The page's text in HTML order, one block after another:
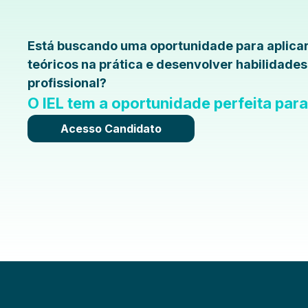
Está buscando uma oportunidade para
teóricos na prática e desenvolver
profissional?
O IEL tem a oportunidade perfeita
Acesso Candidato